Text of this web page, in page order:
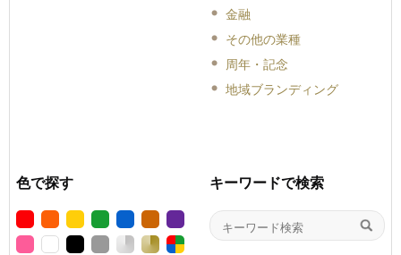
金融
その他の業種
周年・記念
地域ブランディング
色で探す キーワードで検索